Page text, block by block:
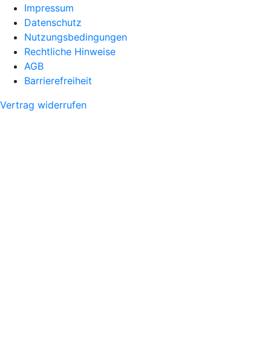
Impressum
Datenschutz
Nutzungsbedingungen
Rechtliche Hinweise
AGB
Barrierefreiheit
Vertrag widerrufen